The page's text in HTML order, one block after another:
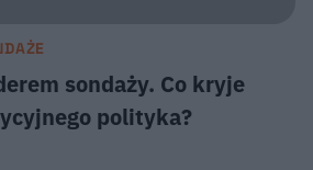
sondaży. Co kryje
polityka?